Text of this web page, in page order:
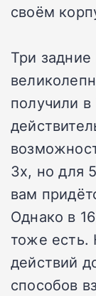
своём
Три
получили в
3x, но для
вам
Однако в
тоже есть.
действий
способов